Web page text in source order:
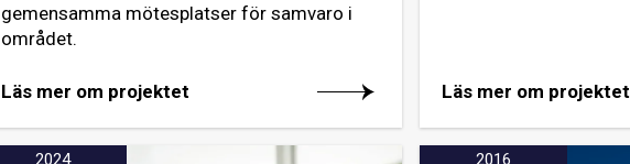
gemensamma mötesplatser för samvaro i
området.
Läs mer om projektet Läs mer om projektet